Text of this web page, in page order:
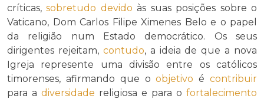
críticas,sobretudo devido às suas posições sobre o
Vaticano, Dom Carlos Filipe Ximenes Belo e o papel
da religião num Estado democrático. Os seus
dirigentes rejeitam, contudo, a ideia de que a nova
Igreja represente uma divisão entre os católicos
timorenses, afirmando que oobjetivo écontribuir
para a diversidade religiosa e para o fortalecimento